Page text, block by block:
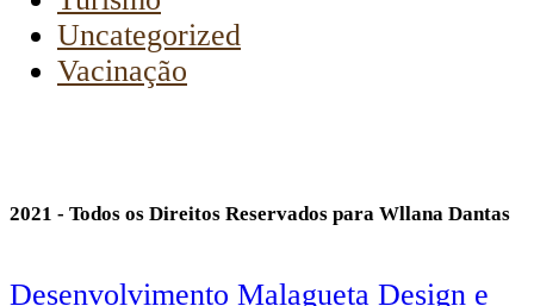
Uncategorized
Vacinação
2021 - Todos os Direitos Reservados para Wllana Dantas
Desenvolvimento Malagueta Design e